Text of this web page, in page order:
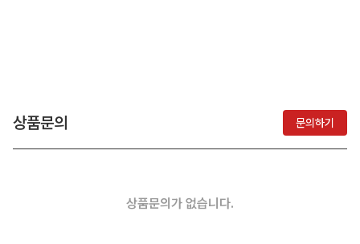
상품문의 문의하기
상품문의가 없습니다.